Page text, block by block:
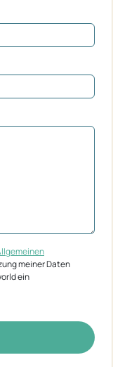
meiner Daten
ein